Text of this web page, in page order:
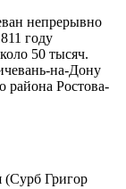
непрерывно
году
50 тысяч.
на-Дону
района Ростова-
(Сурб Григор